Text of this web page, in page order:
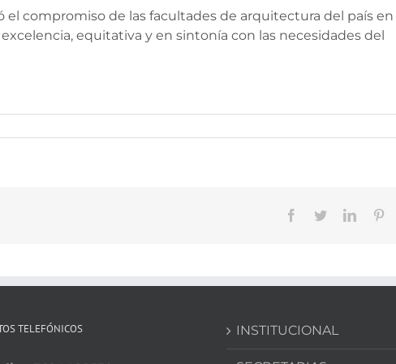
el compromiso de las facultades de arquitectura del país en
equitativa y en sintonía con las necesidades del
Facebook
Twitter
TELEFÓNICOS INSTITUCIONAL